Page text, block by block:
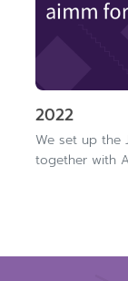
2022
We set up the
together with